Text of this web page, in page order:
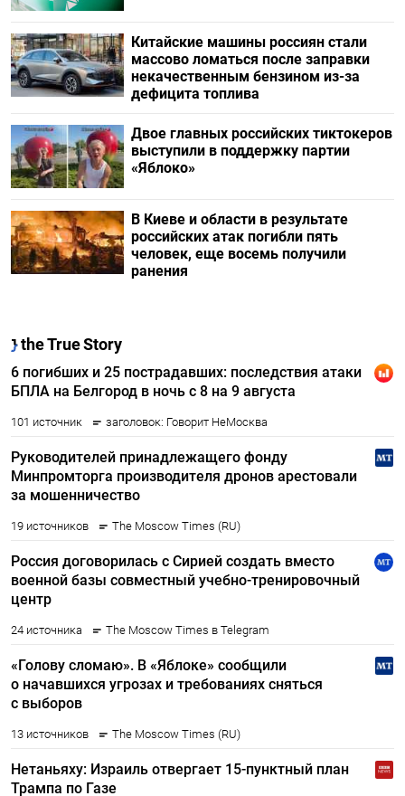
Китайские машины россиян стали
массово ломаться после заправки
некачественным бензином из-за
дефицита топлива
Двое главных российских тиктокеров
выступили в поддержку партии
«Яблоко»
В Киеве и области в результате
российских атак погибли пять
человек, еще восемь получили
ранения